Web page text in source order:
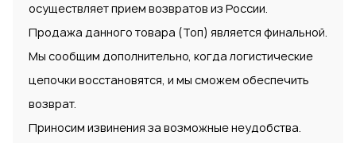
осуществляет прием возвратов из России.
Продажа данного товара (Топ) является финальной.
Мы сообщим дополнительно, когда логистические
цепочки восстановятся, и мы сможем обеспечить
возврат.
Приносим извинения за возможные неудобства.